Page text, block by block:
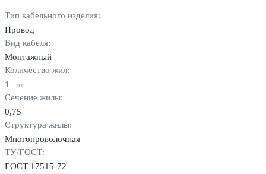
Тип кабельного изделия:
Провод
Вид кабеля:
Монтажный
Количество жил:
1
шт.
Сечение жилы:
0,75
Структура жилы:
Многопроволочная
ТУ/ГОСТ:
ГОСТ 17515-72